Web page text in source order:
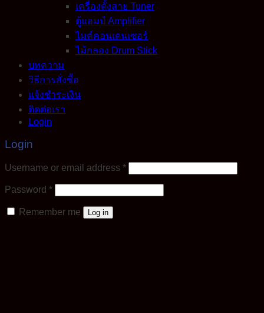
เครื่องตั้งสาย Tuner
ตู้แอมป์ Amplifier
ไมค์คอนเดนเซอร์
ไม้กลอง Drum Stick
บทความ
วิธีการสั่งซื้อ
แจ้งชำระเงิน
ติดต่อเรา
Login
Login
Username or email address *Required
Password *Required
Remember me Log in